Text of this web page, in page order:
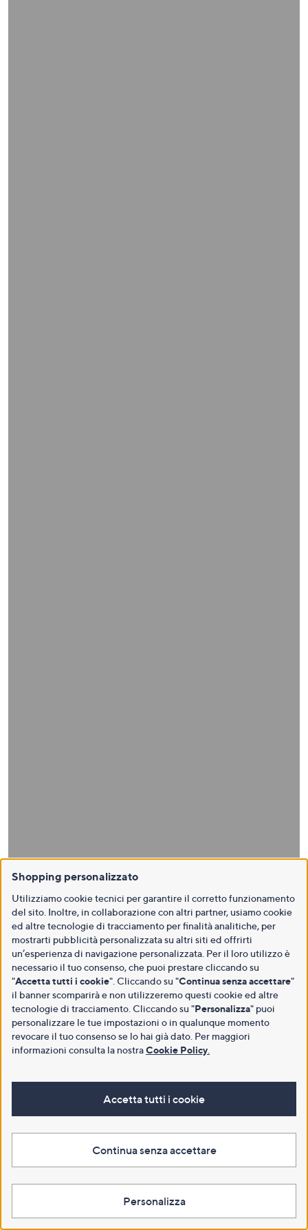
Shopping personalizzato
Utilizziamo cookie tecnici per garantire il corretto funzionamento
del sito. Inoltre, in collaborazione con altri partner, usiamo cookie
ed altre tecnologie di tracciamento per finalità analitiche, per
mostrarti pubblicità personalizzata su altri siti ed offrirti
un’esperienza di navigazione personalizzata. Per il loro utilizzo è
necessario il tuo consenso, che puoi prestare cliccando su
"Accetta tutti i cookie". Cliccando su "Continua senza accettare"
il banner scomparirà e non utilizzeremo questi cookie ed altre
tecnologie di tracciamento. Cliccando su "Personalizza" puoi
personalizzare le tue impostazioni o in qualunque momento
revocare il tuo consenso se lo hai già dato. Per maggiori
informazioni consulta la nostraCookie Policy
Accetta tutti i cookie
Continua senza accettare
Personalizza